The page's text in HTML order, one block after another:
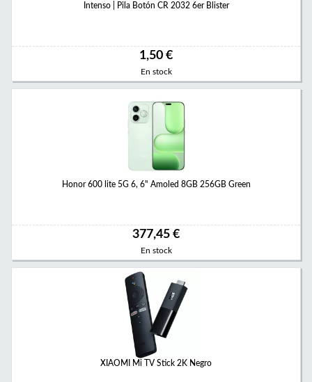
Intenso | Pila Botón CR 2032 6er Blister
1,50 €
En stock
Honor 600 lite 5G 6, 6" Amoled 8GB 256GB Green
377,45 €
En stock
XIAOMI Mi TV Stick 2K Negro